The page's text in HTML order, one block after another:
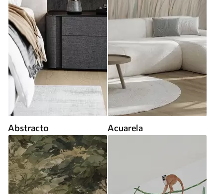
Abstracto Acuarela